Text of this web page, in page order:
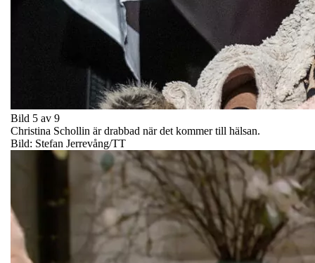
Bild 5 av 9
Christina Schollin är drabbad när det kommer till hälsan.
Bild: Stefan Jerrevång/TT